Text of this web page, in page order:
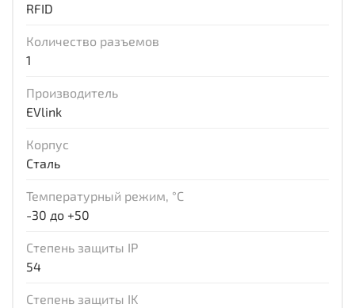
RFID
Количество разъемов
1
Производитель
EVlink
Корпус
Сталь
Температурный режим, °С
-30 до +50
Степень защиты IP
54
Степень защиты IK